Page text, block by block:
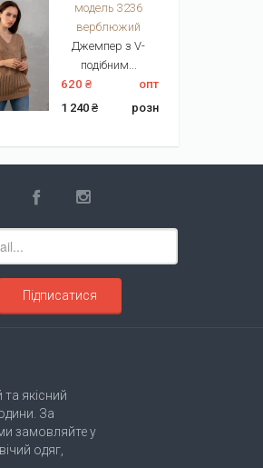
модель 3236
верблюжий
Джемпер з V-
подібним...
620 ₴
опт
1 240 ₴
розн
Підписатися
якісний
За
замовляйте у
одяг,